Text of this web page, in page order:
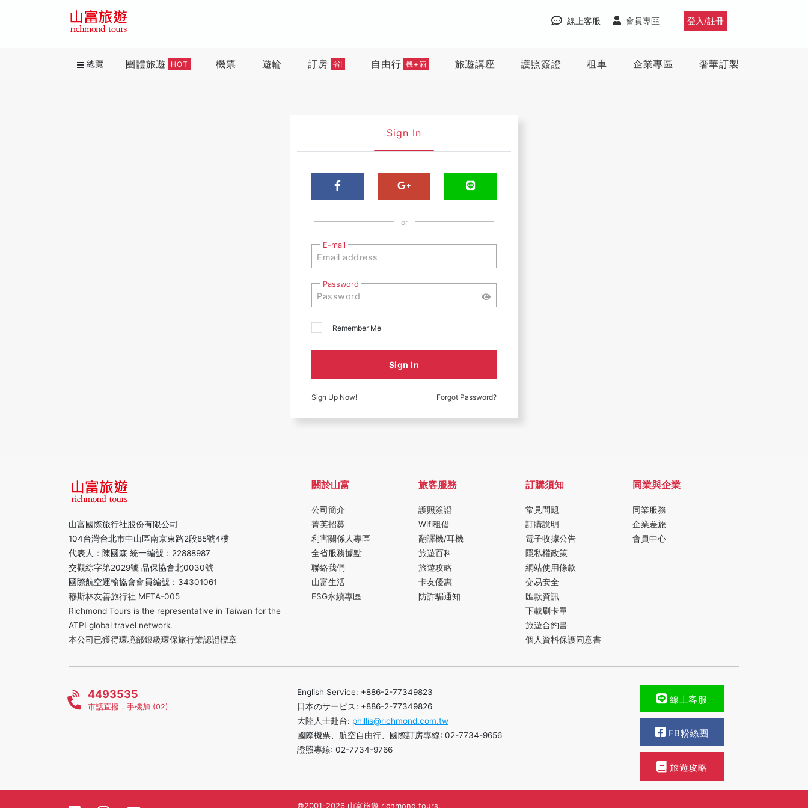
登入/註冊
會員專區
線上客服
總覽 團體旅遊 HOT 機票 遊輪 訂房 省! 自由行 機+酒 旅遊講座 護照簽證 租車 企業專區 奢華訂製
Sign In
or
E-mail
Password
Remember Me
Sign In
Sign Up Now! Forgot Password?
山富國際旅行社股份有限公司
104台灣台北市中山區南京東路2段85號4樓
代表人：陳國森 統一編號：22888987
交觀綜字第2029號 品保協會北0030號
國際航空運輸協會會員編號：34301061
穆斯林友善旅行社 MFTA-005
Richmond Tours is the representative in Taiwan for the
ATPI global travel network.
本公司已獲得環境部銀級環保旅行業認證標章
關於山富
公司簡介
菁英招募
利害關係人專區
全省服務據點
聯絡我們
山富生活
ESG永續專區
旅客服務
護照簽證
Wifi租借
翻譯機/耳機
旅遊百科
旅遊攻略
卡友優惠
防詐騙通知
訂購須知
常見問題
訂購說明
電子收據公告
隱私權政策
網站使用條款
交易安全
匯款資訊
下載刷卡單
旅遊合約書
個人資料保護同意書
同業與企業
同業服務
企業差旅
會員中心
4493535
市話直撥，手機加 (02)
English Service: +886-2-77349823
日本のサービス: +886-2-77349826
大陸人士赴台: phillis@richmond.com.tw
國際機票、航空自由行、國際訂房專線: 02-7734-9656
證照專線: 02-7734-9766
線上客服
FB粉絲團
旅遊攻略
©2001-2026 山富旅遊 richmond tours.